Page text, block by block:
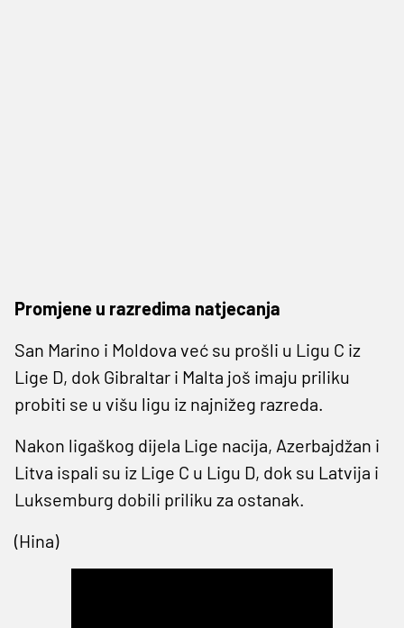
Promjene u razredima natjecanja
San Marino i Moldova već su prošli u Ligu C iz
Lige D, dok Gibraltar i Malta još imaju priliku
probiti se u višu ligu iz najnižeg razreda.
Nakon ligaškog dijela Lige nacija, Azerbajdžan i
Litva ispali su iz Lige C u Ligu D, dok su Latvija i
Luksemburg dobili priliku za ostanak.
(Hina)